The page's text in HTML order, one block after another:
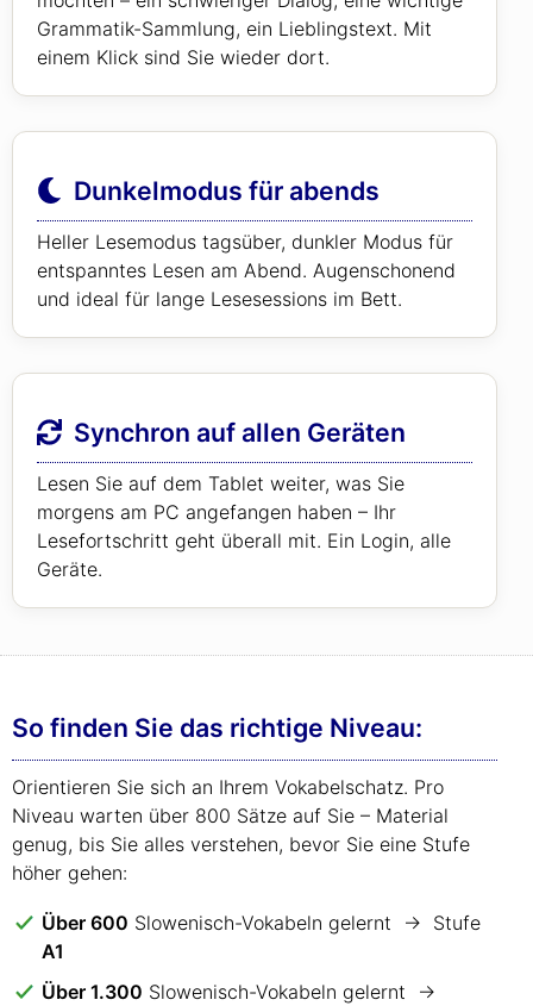
Grammatik-Sammlung, ein Lieblingstext. Mit
einem Klick sind Sie wieder dort.
Dunkelmodus für abends
Heller Lesemodus tagsüber, dunkler Modus für
entspanntes Lesen am Abend. Augenschonend
und ideal für lange Lesesessions im Bett.
Synchron auf allen Geräten
Lesen Sie auf dem Tablet weiter, was Sie
morgens am PC angefangen haben – Ihr
Lesefortschritt geht überall mit. Ein Login, alle
Geräte.
So finden Sie das richtige Niveau:
Orientieren Sie sich an Ihrem Vokabelschatz. Pro
Niveau warten über 800 Sätze auf Sie – Material
genug, bis Sie alles verstehen, bevor Sie eine Stufe
höher gehen:
Über 600 Slowenisch-Vokabeln gelernt → Stufe
A1
Über 1.300 Slowenisch-Vokabeln gelernt →